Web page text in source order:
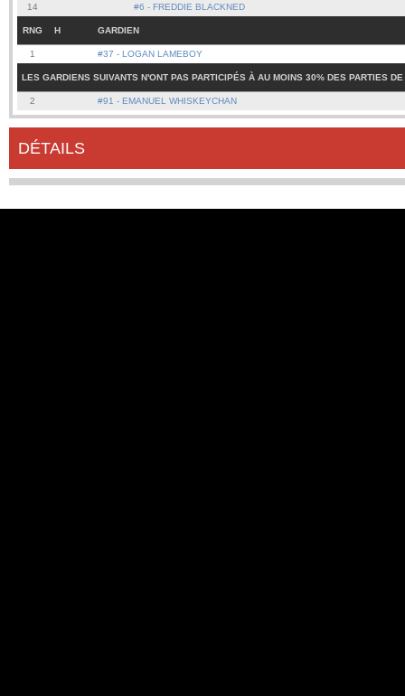
14
#6 - FREDDIE BLACKNED
RNG H GARDIEN
1 #37 - LOGAN LAMEBOY
LES GARDIENS SUIVANTS N'ONT PAS PARTICIPÉS À AU MOINS 30% DES PARTIES
2 #91 - EMANUEL WHISKEYCHAN
DÉTAILS